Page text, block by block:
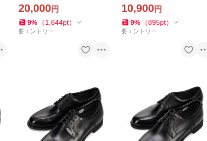
ワールモカスリッポンのビジ
ネスシューズ madras MODE
LLO
20,000円
9% （1,644pt）
要エントリー
City Golf
10,900円
9% （895pt）
要エントリー